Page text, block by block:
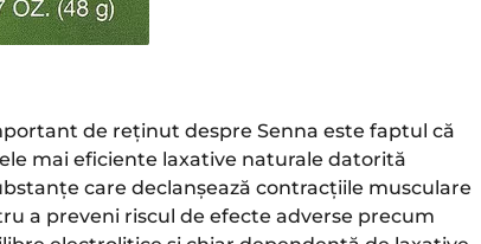
de reținut despre Senna este faptul că
mai eficiente laxative naturale datorită
care declanșează contracțiile musculare
a preveni riscul de efecte adverse precum